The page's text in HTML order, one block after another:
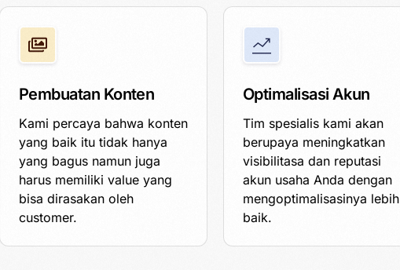
Pembuatan Konten
Kami percaya bahwa konten
yang baik itu tidak hanya
yang bagus namun juga
harus memiliki value yang
bisa dirasakan oleh
customer.
Optimalisasi Akun
Tim spesialis kami akan
berupaya meningkatkan
visibilitasa dan reputasi
akun usaha Anda dengan
mengoptimalisasinya lebih
baik.